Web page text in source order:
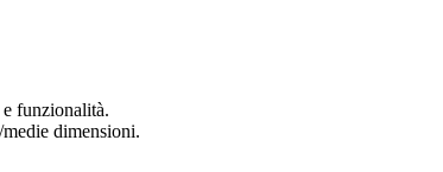
funzionalità.
dimensioni.